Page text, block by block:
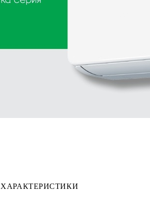
ХАРАКТЕРИСТИКИ